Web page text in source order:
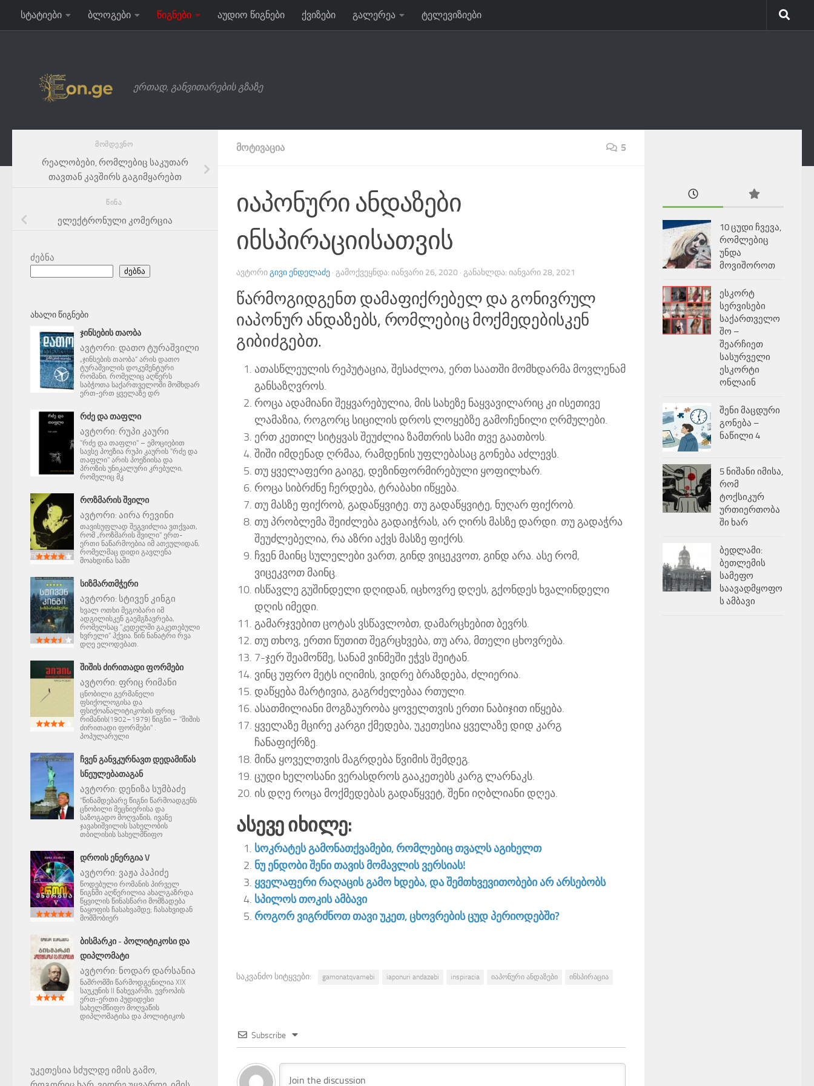
Skip to content
სტატიები ბლოგები წიგნები აუდიო წიგნები ქვიზები გალერეა ტელევიზიები
ერთად, განვითარების გზაზე
ᲛᲝᲢᲘᲕᲐᲪᲘᲐ 5
იაპონური ანდაზები
ინსპირაციისათვის
ᲐᲕᲢᲝᲠᲘᲒᲘᲕᲘ ᲔᲜᲓᲔᲚᲐᲫᲔ · ᲒᲐᲛᲝᲥᲕᲔᲧᲜᲓᲐ: ᲘᲐᲜᲕᲐᲠᲘ 26, 2020 · ᲒᲐᲜᲐᲮᲚᲓᲐ: ᲘᲐᲜᲕᲐᲠᲘ 28, 2021
წარმოგიდგენთ დამაფიქრებელ და გონივრულ
იაპონურ ანდაზებს, რომლებიც მოქმედებისკენ
გიბიძგებთ.
ათასწლეულის რეპუტაცია, შესაძლოა, ერთ საათში მომხდარმა მოვლენამ
განსაზღვროს.
როცა ადამიანი შეყვარებულია, მის სახეზე ნაყვავილარიც კი ისეთივე
ლამაზია, როგორც სიცილის დროს ლოყებზე გამოჩენილი ღრმულები.
ერთ კეთილ სიტყვას შეუძლია ზამთრის სამი თვე გაათბოს.
შიში იმდენად ღრმაა, რამდენის უფლებასაც გონება აძლევს.
თუ ყველაფერი გაიგე, დეზინფორმირებული ყოფილხარ.
როცა სიბრძნე ჩერდება, ტრაბახი იწყება.
თუ მასზე ფიქრობ, გადაწყვიტე. თუ გადაწყვიტე, ნუღარ ფიქრობ.
თუ პრობლემა შეიძლება გადაიჭრას, არ ღირს მასზე დარდი. თუ გადაჭრა
შეუძლებელია, რა აზრი აქვს მასზე ფიქრს.
ჩვენ მაინც სულელები ვართ, გინდ ვიცეკვოთ, გინდ არა. ასე რომ,
ვიცეკვოთ მაინც.
ისწავლე გუშინდელი დღიდან, იცხოვრე დღეს, გქონდეს ხვალინდელი
დღის იმედი.
გამარჯვებით ცოტას ვსწავლობთ, დამარცხებით ბევრს.
თუ თხოვ, ერთი წუთით შეგრცხვება, თუ არა, მთელი ცხოვრება.
7-ჯერ შეამოწმე, სანამ ვინმეში ეჭვს შეიტან.
ვინც უფრო მეტს იღიმის, ვიდრე ბრაზდება, ძლიერია.
დაწყება მარტივია, გაგრძელებაა რთული.
ასათმილიანი მოგზაურობა ყოველთვის ერთი ნაბიჯით იწყება.
ყველაზე მცირე კარგი ქმედება, უკეთესია ყველაზე დიდ კარგ
ჩანაფიქრზე.
მიწა ყოველთვის მაგრდება წვიმის შემდეგ.
ცუდი ხელოსანი ვერასდროს გააკეთებს კარგ ლარნაკს.
ის დღე როცა მოქმედებას გადაწყვეტ, შენი იღბლიანი დღეა.
Ასევე Იხილე:
სოკრატეს გამონათქვამები, რომლებიც თვალს აგიხელთ
ნუ ენდობი შენი თავის მომავლის ვერსიას!
ყველაფერი რაღაცის გამო ხდება, და შემთხვევითობები არ არსებობს
სპილოს თოკის ამბავი
როგორ ვიგრძნოთ თავი უკეთ, ცხოვრების ცუდ პერიოდებში?
საკვანძო სიტყვები: gamonatqvamebi iaponuri andazebi inspiracia იაპონური ანდაზები ინსპირაცია
Subscribe
ᲛᲝᲛᲓᲔᲕᲜᲝ
რეალობები, რომლებიც საკუთარ
თავთან კავშირს გაგიმყარებთ
ᲬᲘᲜᲐ
ელექტრონული კომერცია
ძებნა
ძებნა
ᲐᲮᲐᲚᲘ ᲬᲘᲒᲜᲔᲑᲘ
ᲯᲘᲜᲡᲔᲑᲘᲡ ᲗᲐᲝᲑᲐ
ავტორი: დათო ტურაშვილი
„ჯინსების თაობა“ არის დათო
ტურაშვილის დოკუმენტური
რომანი, რომელიც აღწერს
საბჭოთა საქართველოში მომხდარ
ერთ-ერთ ყველაზე დრ
ᲠᲫᲔ ᲓᲐ ᲗᲐᲤᲚᲘ
ავტორი: რუპი კაური
"რძე და თაფლი" – ემოციებით
სავსე პოეზია რუპი კაურის "რძე და
თაფლი" არის პოეზიისა და
პროზის უნიკალური კრებული,
რომელიც მკ
ᲠᲝᲖᲛᲐᲠᲘᲡ ᲨᲕᲘᲚᲘ
ავტორი: აირა რევინი
თავისუფლად შეგვიძლია ვთქვათ,
რომ „როზმარის შვილი" ერთ-
ერთი ნაწარმოებია იმ ათეულიდან,
რომელმაც დიდი გავლენა
მოახდინა საში
ᲡᲘᲖᲛᲐᲠᲗᲛᲭᲔᲠᲘ
ავტორი: სტივენ კინგი
ხვალ ოთხი მეგობარი იმ
ადგილისკენ გაემგზავრება,
რომელსაც "კედელში გაკეთებული
ხვრელი" ჰქვია. წინ ნანატრი რვა
დღე ელოდებათ.
ᲨᲘᲨᲘᲡ ᲫᲘᲠᲘᲗᲐᲓᲘ ᲤᲝᲠᲛᲔᲑᲘ
ავტორი: ფრიც რიმანი
ცნობილი გერმანელი
ფსიქოლოგისა და
ფსიქოანალიტიკოსის ფრიც
რიმანის(1902–1979) წიგნი – "შიშის
ძირითადი ფორმები" .
პოპულარული
ᲩᲕᲔᲜ ᲒᲐᲜᲕᲙᲣᲠᲜᲐᲕᲗ ᲓᲔᲓᲐᲛᲘᲬᲐᲡ
ᲡᲜᲔᲣᲚᲔᲑᲐᲗᲐᲒᲐᲜ
ავტორი: დენიზა სუმბაძე
"წინამდებარე წიგნი წარმოადგენს
ცნობილი მეცნიერისა და
საზოგადო მოღვაწის, ივანე
ჯავახიშვილის სახელობის
თბილისის სახელმწიფო
ᲓᲠᲝᲘᲡ ᲔᲜᲔᲠᲒᲘᲐ V
ავტორი: ვაჟა პაპიძე
წოდებული რომანის პირველ
წიგნში აღწერილია ახალგაზრდა
წყვილის წინასწარი მომზადება
ნაყოფის ჩასახვამდე; ჩასახვიდან
მომშობიერ
ᲑᲘᲡᲛᲐᲠᲙᲘ - ᲞᲝᲚᲘᲢᲘᲙᲝᲡᲘ ᲓᲐ
ᲓᲘᲞᲚᲝᲛᲐᲢᲘ
ავტორი: ნოდარ დარსანია
ნაშრომში წარმოდგენილია XIX
საუკუნის II ნახევარში, ევროპის
ერთ-ერთი პუდიდესი
სახელმწიფო მოღვაწის
დიპლომატისა და პოლიტიკოს
უკეთესია სძულდე იმის გამო,
10 ცუდი ჩვევა,
რომლებიც
უნდა
მოვიშოროთ
ესკორტ
სერვისები
საქართველო
შო –
შეარჩიეთ
სასურველი
ესკორტი
ონლაინ
შენი მაცდური
გონება –
ნაწილი 4
5 ნიშანი იმისა,
რომ
ტოქსიკურ
ურთიერთობა
ში ხარ
ბედლამი:
ბეთლემის
სამეფო
საავადმყოფო
ს ამბავი